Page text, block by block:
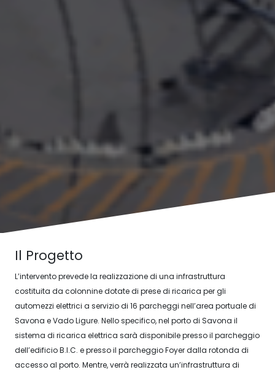
Il Progetto
L’intervento prevede la realizzazione di una infrastruttura
costituita da colonnine dotate di prese di ricarica per gli
automezzi elettrici a servizio di 16 parcheggi nell’area portuale di
Savona e Vado Ligure. Nello specifico, nel porto di Savona il
sistema di ricarica elettrica sarà disponibile presso il parcheggio
dell’edificio B.I.C. e presso il parcheggio Foyer dalla rotonda di
accesso al porto. Mentre, verrà realizzata un’infrastruttura di